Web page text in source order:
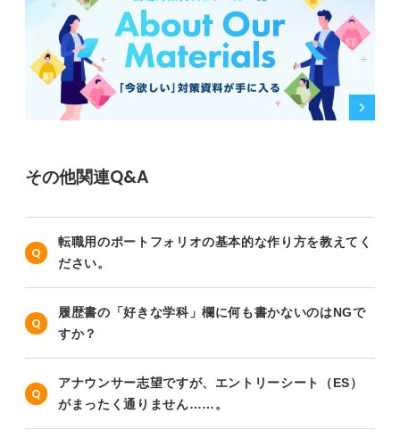
その他関連Q&A
転職用のポートフォリオの基本的な作り方を教えてく
ださい。
履歴書の「好きな学科」欄に何も書かないのはNGで
すか？
アナウンサー志望ですが、エントリーシート（ES）
がまったく通りません……。